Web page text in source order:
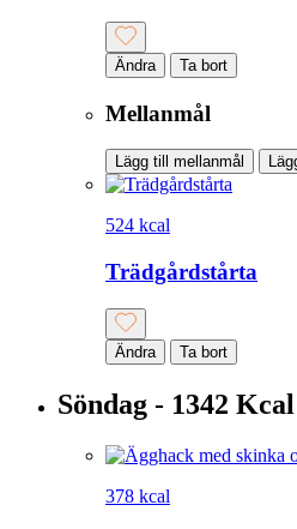
Ändra Ta bort
Mellanmål
Lägg till mellanmål
524 kcal
Trädgårdstårta
Ändra Ta bort
Söndag - 1342 Kcal
378 kcal